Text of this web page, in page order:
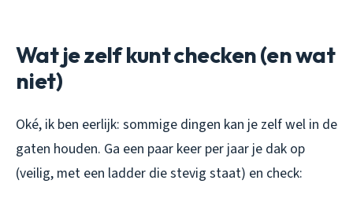
Wat je zelf kunt checken (en wat
niet)
Oké, ik ben eerlijk: sommige dingen kan je zelf wel in de
gaten houden. Ga een paar keer per jaar je dak op
(veilig, met een ladder die stevig staat) en check: